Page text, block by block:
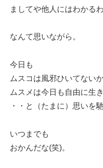
ましてや他人にはわかる
なんて思いながら。
今日も
ムスコは風邪ひいてない
ムスメは今日も自由に生
・・と（たまに）思いを
いつまでも
おかんだな(笑)。